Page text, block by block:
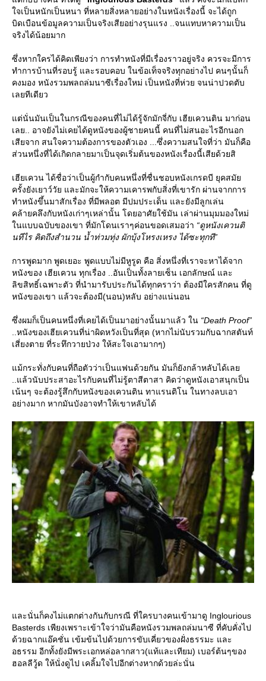
จเป็นหนักเป็นหนา ที่หลายสิ่งหลายอย่างในหนังเรื่องนี้ จะได้ถูก
บิดเบือนข้อมูลความเป็นจริงเสียอย่างรุนแรง ..จนแทบหาความเป็น
จริงได้น้อยมาก
ซึ่งหากใครได้คิดเพียงว่า การทำหนังที่มีเรื่องราวอยู่จริง ควรจะมีการ
ทำการบ้านที่รอบรู้ และรอบคอบ ในข้อเท็จจริงทุกอย่างไป คนๆนั้นก็
คงมอง หนังรวมพลถล่มนาซีเรื่องใหม่ เป็นหนังที่ห่วย จนน่าปวดตับ
เลยทีเดียว
ต่นั่นมันเป็นในกรณีของคนที่ไม่ได้รู้จักมักจี่กับ เฮียเควนติน มาก่อน
เลย.. อาจยังไม่เคยได้ดูหนังของผู้ชายคนนี้ คนที่ไม่สนอะไรอีกนอก
เสียจาก สนใจความต้องการของตัวเอง ...ซึ่งความสนใจที่ว่า มันก็คือ
ส่วนหนึ่งที่ได้เกิดกลายมาเป็นจุดเริ่มต้นของหนังเรื่องนี้เสียด้วยสิ
เฮียเควน ได้ชื่อว่าเป็นผู้กำกับคนหนึ่งที่ชื่นชอบหนังเกรดบี ยุคสมั
ครั้งยังเยาว์วัย และมักจะให้ความเคารพกับสิ่งที่เขารัก ผ่านจากการ
ทำหนังขึ้นมาสักเรื่อง ที่มีพลอต มีปมประเด็น และยังมีลูกเล่น
คล้ายคลึงกับหนังเก่าๆเหล่านั้น โดยอาศัยใช้มัน เล่าผ่านมุมมองใหม่
นแบบฉบับของเขา ที่มักโดนเราๆค่อนขอดเสมอว่า “ดูหนังเควนติ
นทีไร คิดถึงสำนวน น้ำท่วมทุ่ง ผักบุ้งโหรงเหรง ได้ซะทุกที”
การพูดมาก พูดเยอะ พูดแบบไม่มีหูรูด คือ สิ่งหนึ่งที่เราจะหาได้จาก
หนังของ เฮียเควน ทุกเรื่อง ..อันเป็นทั้งลายเซ็น เอกลักษณ์ และ
ลิขสิทธิ์เฉพาะตัว ที่นำมารับประกันได้ทุกคราว่า ต้องมีใครสักคน ที่ดู
หนังของเขา แล้วจะต้องมี(นอน)หลับ อย่างแน่นอน
ซึ่งผมก็เป็นคนหนึ่งที่เคยได้เป็นมาอย่างนั้นมาแล้ว ใน “Death Proof”
..หนังของเฮียเควนที่น่าผิดหวังเป็นที่สุด (หากไม่นับรวมกับฉากสตันท์
เสี่ยงตาย ที่ระทึกวายป่วง ให้สะใจเอามากๆ)
ม้กระทั่งกับคนที่ถือตัวว่าเป็นแฟนด้วยกัน มันก็ยังกล้าหลับได้เล
..แล้วนับประสาอะไรกับคนที่ไม่รู้ตาสีตาสา คิดว่าดูหนังเอาสนุกเป็น
เน้นๆ จะต้องรู้สึกกับหนังของเควนติน ทาแรนติโน ในทางลบเอา
อย่างมาก หากมันบังอาจทำให้เขาหลับได้
ละนั่นก็คงไม่แตกต่างกันกับกรณี ที่ใครบางคนเข้ามาดู Inglourious
Basterds เพียงเพราะเข้าใจว่ามันคือหนังรวมพลถล่มนาซี ที่คับคั่งไป
ด้วยฉากแอ๊คชั่น เข้มข้นไปด้วยการขับเคี่ยวของฝั่งธรรมะ และ
อธรรม อีกทั้งยังมีพระเอกหล่อลากสาว(แท้และเทียม) เบอร์ต้นๆของ
ฮอลลีวู้ด ให้นั่งดูไป เคลิ้มใจไปอีกต่างหากด้วยล่ะนั่น